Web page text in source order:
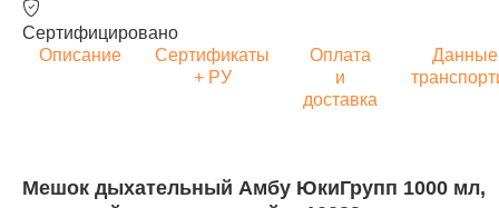
Сертифицировано
Описание
Сертификаты
+ РУ
Оплата
и
доставка
Мешок дыхательный Амбу ЮкиГрупп 1000 мл,